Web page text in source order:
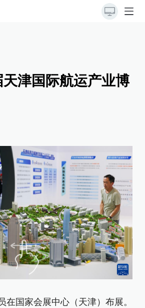
津国际航运产业博
在国家会展中心（天津）布展。